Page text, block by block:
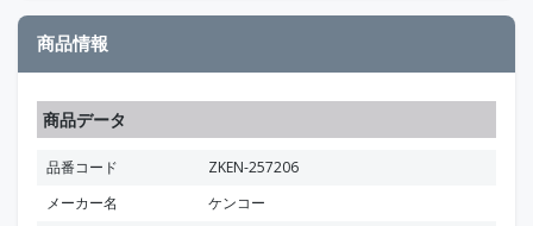
商品情報
商品データ
品番コード
ZKEN-257206
メーカー名
ケンコー